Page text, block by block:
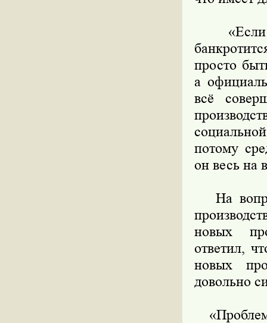
«Если
просто
а
всё
потому
он весь на
На
новых
ответил,
новых
довольно